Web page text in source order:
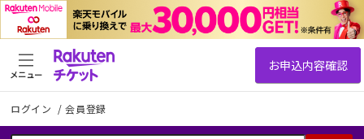
ログイン /会員登録
メニュー